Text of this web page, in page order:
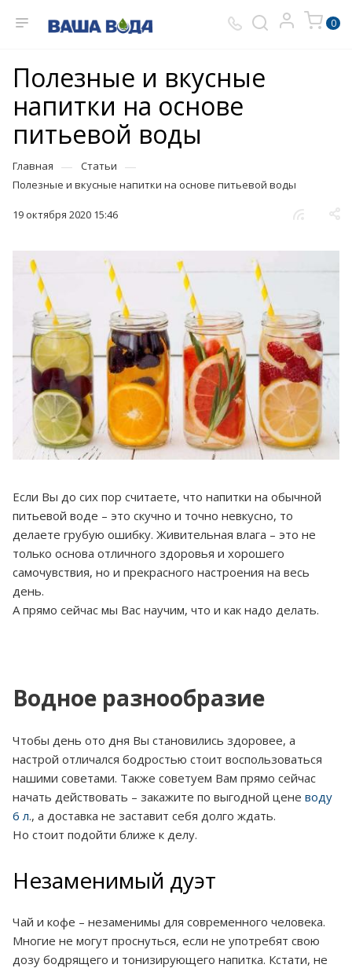
0
Полезные и вкусные
напитки на основе
питьевой воды
Главная — Статьи —
Полезные и вкусные напитки на основе питьевой воды
19 октября 2020 15:46
Если Вы до сих пор считаете, что напитки на обычной
питьевой воде – это скучно и точно невкусно, то
делаете грубую ошибку. Живительная влага – это не
только основа отличного здоровья и хорошего
самочувствия, но и прекрасного настроения на весь
день.
А прямо сейчас мы Вас научим, что и как надо делать.
Водное разнообразие
Чтобы день ото дня Вы становились здоровее, а
настрой отличался бодростью стоит воспользоваться
нашими советами. Также советуем Вам прямо сейчас
начать действовать – закажите по выгодной цене воду
6 л., а доставка не заставит себя долго ждать.
Но стоит подойти ближе к делу.
Незаменимый дуэт
Чай и кофе – незаменимы для современного человека.
Многие не могут проснуться, если не употребят свою
дозу бодрящего и тонизирующего напитка. Кстати, не